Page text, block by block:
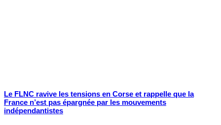
Le FLNC ravive les tensions en Corse et rappelle que la
France n’est pas épargnée par les mouvements
indépendantistes